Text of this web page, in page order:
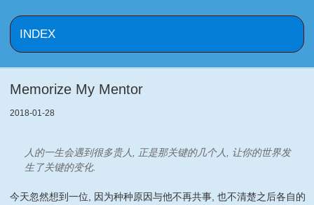
Memorize My Mentor
2018-01-28
人的一生会遇到很多贵人, 正是那关键的几个人, 让你的世界发
生了关键的变化.
今天忽然想到一位, 因为种种原因与他不再共事, 也不清楚之后各自的